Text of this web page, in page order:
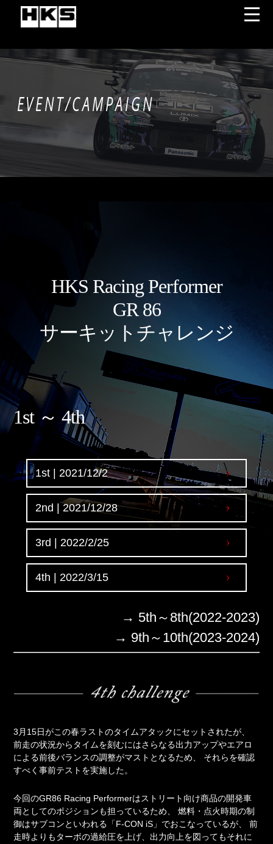
EVENT/CAMPAIGN
HKS Racing Performer
GR 86
サーキットチャレンジ
1st ～ 4th
1st | 2021/12/2
2nd | 2021/12/28
3rd | 2022/2/25
4th | 2022/3/15
→ 5th～8th(2022-2023)
→ 9th～10th(2023-2024)
3月15日がこの春ラストのタイムアタックにセットされたが、
前走の状況からタイムを刻むにはさらなる出力アップやエアロ
による前後バランスの調整がマストとなるため、
それらを確認
すべく事前テストを実施した。
今回のGR86 Racing Performerはストリート向け商品の開発車
両としてのポジションも担っているため、
燃料・点火時期の制
御はサブコンといわれる「F-CON iS」でおこなっているが、
前
走時よりもターボの過給圧を上げ、出力向上を図ってもそれに